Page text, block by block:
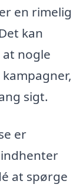
en rimelig
kan
nogle
sigt.
er
at spørge